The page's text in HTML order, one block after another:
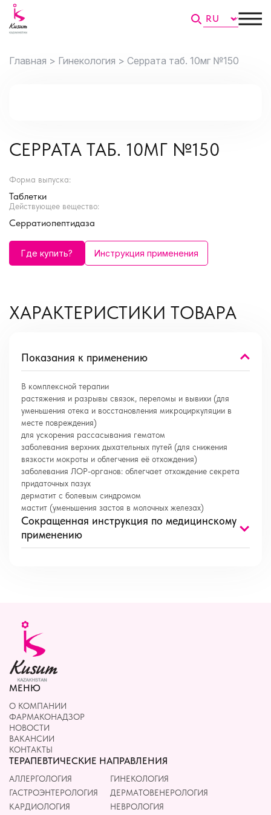
Главная > Гинекология > Серрата таб. 10мг №150
СЕРРАТА ТАБ. 10МГ №150
Форма выпуска:
Таблетки
Действующее вещество:
Серратиопептидаза
Где купить? Инструкция применения
ХАРАКТЕРИСТИКИ ТОВАРА
Показания к применению
В комплексной терапии
растяжения и разрывы связок, переломы и вывихи (для
уменьшения отека и восстановления микроциркуляции в
месте повреждения)
для ускорения рассасывания гематом
заболевания верхних дыхательных путей (для снижения
вязкости мокроты и облегчения её отхождения)
заболевания ЛОР-органов: облегчает отхождение секрета
придаточных пазух
дерматит с болевым синдромом
мастит (уменьшения застоя в молочных железах)
Сокращенная инструкция по медицинскому
применению
МЕНЮ
О КОМПАНИИ
ФАРМАКОНАДЗОР
НОВОСТИ
ВАКАНСИИ
КОНТАКТЫ
ТЕРАПЕВТИЧЕСКИЕ НАПРАВЛЕНИЯ
АЛЛЕРГОЛОГИЯ
ГИНЕКОЛОГИЯ
ГАСТРОЭНТЕРОЛОГИЯ
ДЕРМАТОВЕНЕРОЛОГИЯ
КАРДИОЛОГИЯ
НЕВРОЛОГИЯ